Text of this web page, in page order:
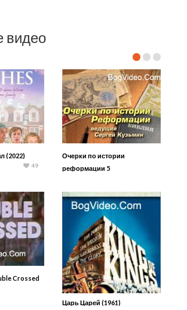
видео
(2022)
49
Очерки по истории
реформации 5
Crossed
Царь Царей (1961)